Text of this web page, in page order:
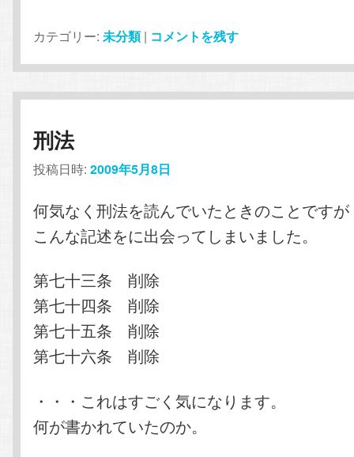
カテゴリー: 未分類 | コメントを残す
刑法
投稿日時:2009年5月8日
何気なく刑法を読んでいたときのことですが
こんな記述をに出会ってしまいました。
第七十三条 削除
第七十四条 削除
第七十五条 削除
第七十六条 削除
・・・これはすごく気になります。
何が書かれていたのか。